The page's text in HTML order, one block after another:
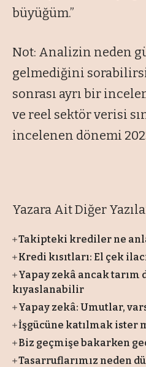
büyüğüm.”
Not: Analizin neden
gelmediğini
sonrası ayrı bir
ve reel sektör verisi
incelenen dönemi
Yazara Ait Diğer
Takipteki krediler ne
Kredi kısıtları: El çek
Yapay zekâ ancak
kıyaslanabilir
Yapay zekâ: Umutlar,
İşgücüne katılmak ister
Biz geçmişe bakarken
Tasarruflarımız neden